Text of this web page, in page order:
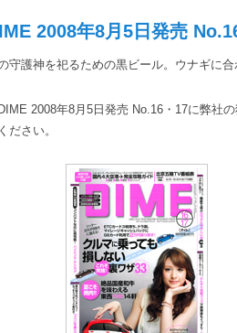
2008年8月5日発売
守護神を祀るための黒ビール。ウナギに
2008年8月5日発売 No.16・17に弊社
ださい。